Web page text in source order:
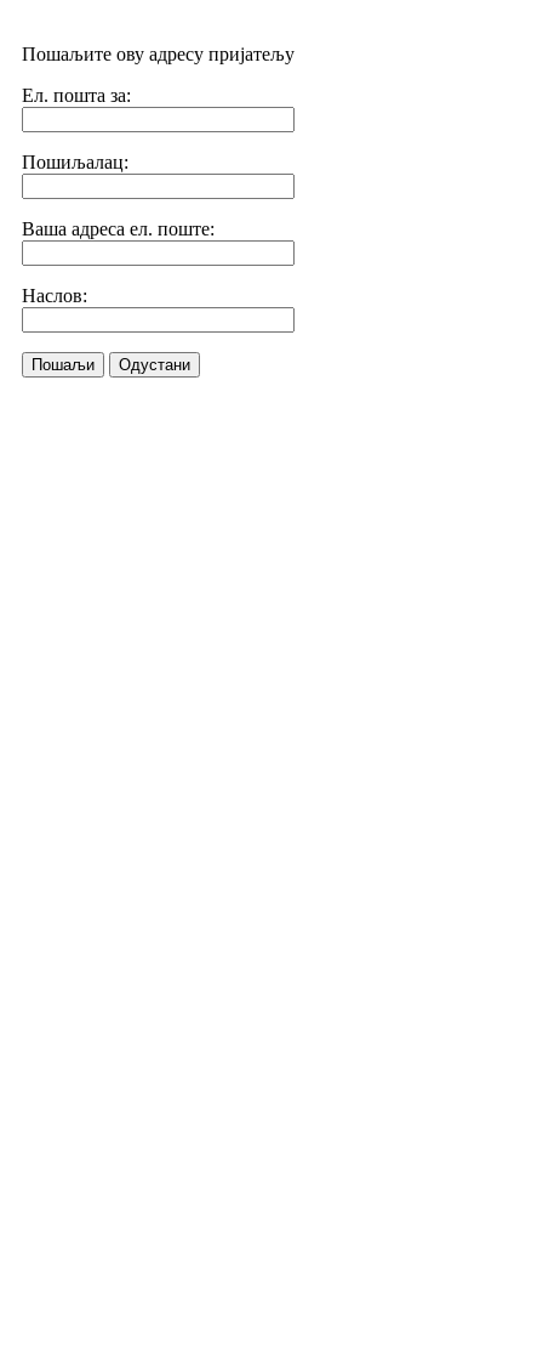
Пошаљите ову адресу пријатељу
Ел. пошта за:
Пошиљалац:
Ваша адреса ел. поште:
Наслов:
Пошаљи Одустани